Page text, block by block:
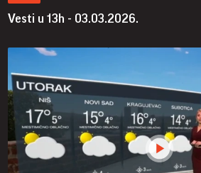
Vesti u 13h - 03.03.2026.